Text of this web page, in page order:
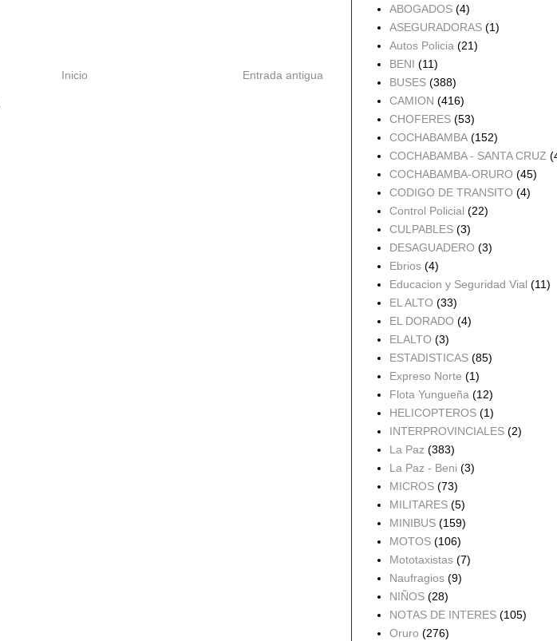
Entrada antigua
Inicio
ABOGADOS (4)
ASEGURADORAS (1)
Autos Policia (21)
BENI (11)
BUSES (388)
CAMION (416)
CHOFERES (53)
COCHABAMBA (152)
COCHABAMBA - SANTA CRUZ
COCHABAMBA-ORURO (45)
CODIGO DE TRANSITO (4)
Control Policial (22)
CULPABLES (3)
DESAGUADERO (3)
Ebrios (4)
Educacion y Seguridad Vial (11)
EL ALTO (33)
EL DORADO (4)
ELALTO (3)
ESTADISTICAS (85)
Expreso Norte (1)
Flota Yungueña (12)
HELICOPTEROS (1)
INTERPROVINCIALES (2)
La Paz (383)
La Paz - Beni (3)
MICROS (73)
MILITARES (5)
MINIBUS (159)
MOTOS (106)
Mototaxistas (7)
Naufragios (9)
NIÑOS (28)
NOTAS DE INTERES (105)
Oruro (276)